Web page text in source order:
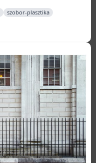
szobor-plasztika